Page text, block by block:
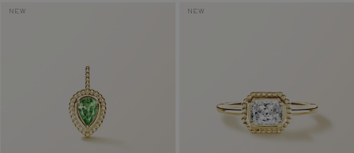
NEW NEW